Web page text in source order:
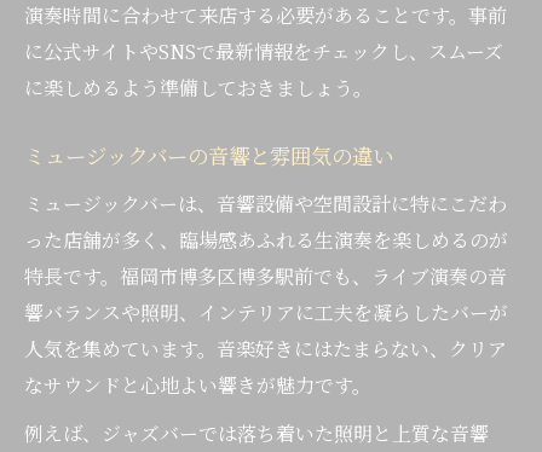
演奏時間に合わせて来店する必要があることです。事前
に公式サイトやSNSで最新情報をチェックし、スムーズ
に楽しめるよう準備しておきましょう。
ミュージックバーの音響と雰囲気の違い
ミュージックバーは、音響設備や空間設計に特にこだわ
った店舗が多く、臨場感あふれる生演奏を楽しめるのが
特長です。福岡市博多区博多駅前でも、ライブ演奏の音
響バランスや照明、インテリアに工夫を凝らしたバーが
人気を集めています。音楽好きにはたまらない、クリア
なサウンドと心地よい響きが魅力です。
例えば、ジャズバーでは落ち着いた照明と上質な音響